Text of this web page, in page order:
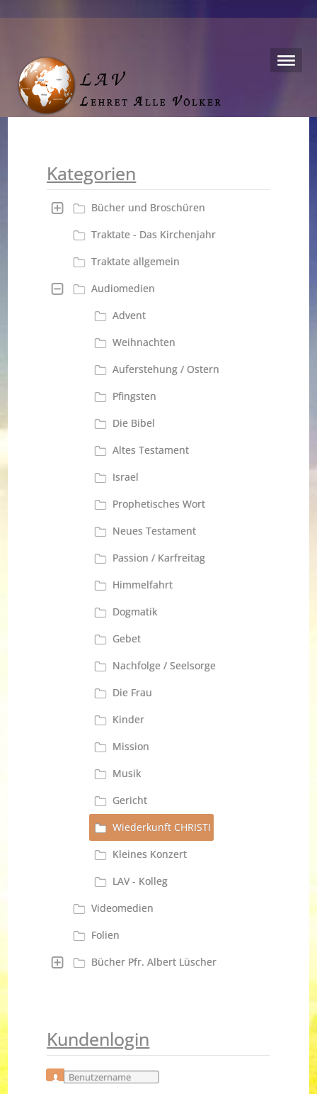
Kategorien
Bücher und Broschüren
Traktate - Das Kirchenjahr
Traktate allgemein
Audiomedien
Advent
Weihnachten
Auferstehung / Ostern
Pfingsten
Die Bibel
Altes Testament
Israel
Prophetisches Wort
Neues Testament
Passion / Karfreitag
Himmelfahrt
Dogmatik
Gebet
Nachfolge / Seelsorge
Die Frau
Kinder
Mission
Musik
Gericht
Wiederkunft CHRISTI
Kleines Konzert
LAV - Kolleg
Videomedien
Folien
Bücher Pfr. Albert Lüscher
Kundenlogin
Benutzername